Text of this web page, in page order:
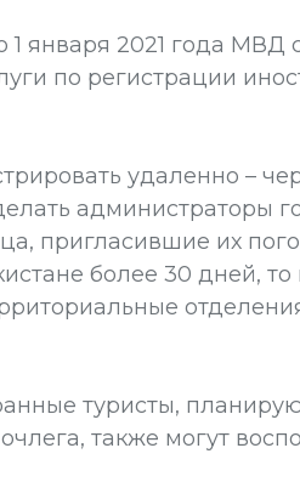
января 2021 года МВД
по регистрации
удаленно –
администраторы
пригласившие их
более 30 дней,
туристы,
также могут